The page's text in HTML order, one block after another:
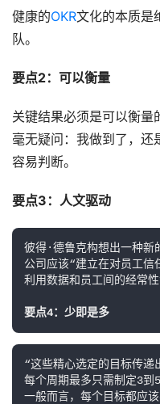
健康的OKR文化的本质是
队。
要点2：可以衡量
关键结果必须是可以衡量
毫无疑问：我做到了，还
容易判断。
要点3：人文驱动
彼得·德鲁克构想出一种
公司应该“建立在对员
利用数据和员工间的经常
要点4：少即是多
“这些精心选定的目标传
每个周期最多只需制定3
一般而言，每个目标都应